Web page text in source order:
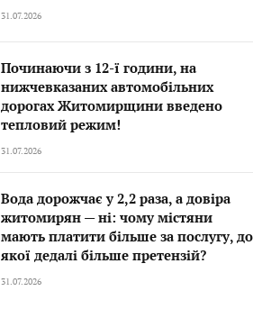
31.07.2026
Починаючи з 12-ї години, на
нижчевказаних автомобільних
дорогах Житомирщини введено
тепловий режим!
31.07.2026
Вода дорожчає у 2,2 раза, а довіра
житомирян — ні: чому містяни
мають платити більше за послугу, до
якої дедалі більше претензій?
31.07.2026